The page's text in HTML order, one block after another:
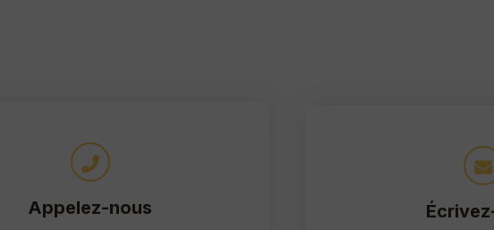
Appelez-nous